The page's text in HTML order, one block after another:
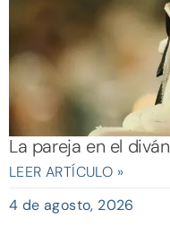
La pareja en el diván
LEER ARTÍCULO »
4 de agosto, 2026